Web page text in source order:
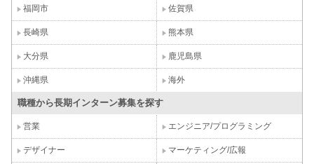
福岡市 佐賀県
長崎県 熊本県
大分県 鹿児島県
沖縄県 海外
職種から長期インターン募集を探す
営業 エンジニア/プログラミング
デザイナー マーケティング/広報